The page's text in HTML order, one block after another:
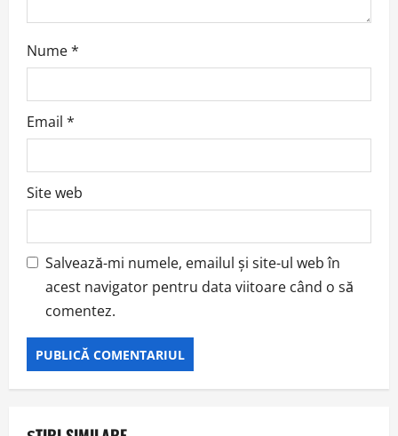
Nume*
Email *
Site web
Salvează-mi numele, emailul și site-ul web în
acest navigator pentru data viitoare când o să
comentez.